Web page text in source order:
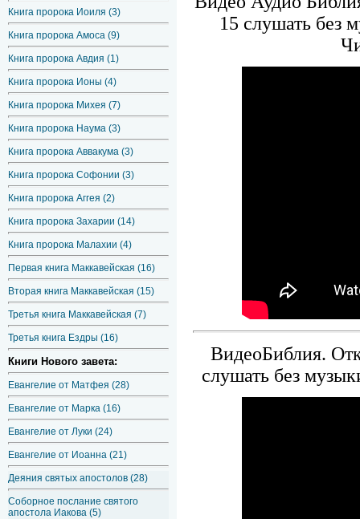
Книга пророка Иоиля (3)
Книга пророка Амоса (9)
Книга пророка Авдия (1)
Книга пророка Ионы (4)
Книга пророка Михея (7)
Книга пророка Наума (3)
Книга пророка Аввакума (3)
Книга пророка Софонии (3)
Книга пророка Аггея (2)
Книга пророка Захарии (14)
Книга пророка Малахии (4)
Первая книга Маккавейская (16)
Вторая книга Маккавейская (15)
Третья книга Маккавейская (7)
Третья книга Ездры (16)
Книги Нового завета:
Евангелие от Матфея (28)
Евангелие от Марка (16)
Евангелие от Луки (24)
Евангелие от Иоанна (21)
Деяния святых апостолов (28)
Соборное послание святого
апостола Иакова (5)
15 слушать без
ВидеоБиблия.
слушать без